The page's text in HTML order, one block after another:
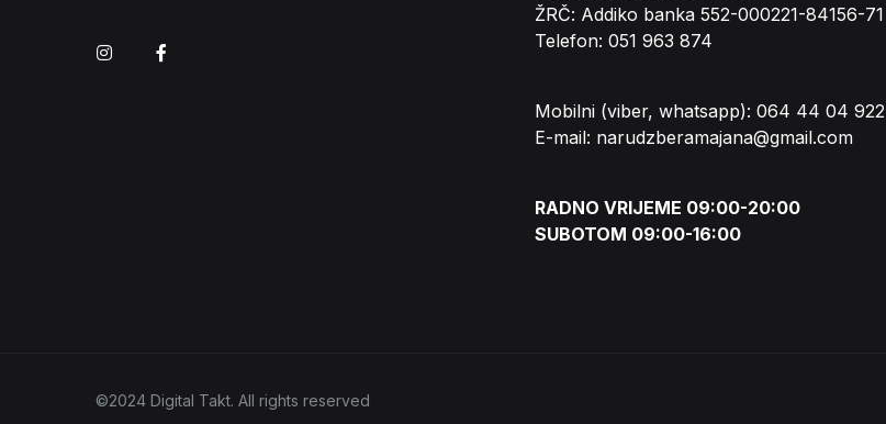
Instagram
ŽRČ: Addiko banka 552-000221-84156-71
Telefon: 051 963 874
Mobilni (viber, whatsapp): 064 44 04 922
E-mail: narudzberamajana@gmail.com
RADNO VRIJEME 09:00-20:00
SUBOTOM 09:00-16:00
©2024 Digital Takt. All rights reserved